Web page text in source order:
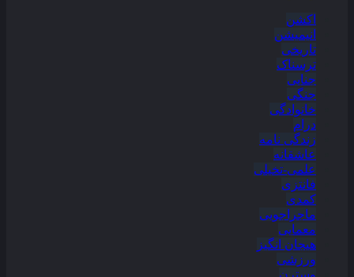
اکشن
انیمیشن
تاریخی
ترسناک
جنایی
جنگی
خانوادگی
درام
زندگی نامه
عاشقانه
علمی-تخیلی
فانتزی
کمدی
ماجراجویی
معمایی
هیجان انگیز
ورزشی
وسترن